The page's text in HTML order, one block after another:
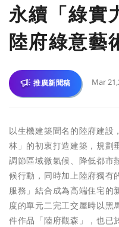
永續「綠實
陸府綠意藝
推廣新聞稿 Mar
以生機建築聞名的陸府建設
林」的初衷打造建築，規劃
調節區域微氣候、降低都市
候行動，同時加上陸府獨有
服務」結合成為高端住宅的
度的單元二完工交屋時以黑
件作品「陸府觀森」，也已